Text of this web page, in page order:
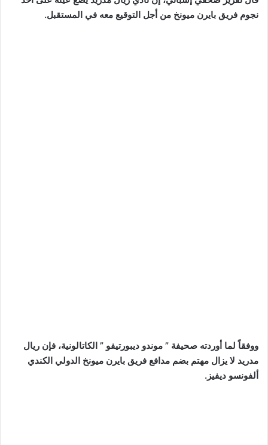
نجوم فريق بايرن ميونخ من أجل التوقيع معه في المستقبل.
ووفقاً لما أوردته صحيفة ” موندو ديبورتيفو ” الكاتالونية، فإن ريال
مدريد لا يزال مهتم بضم مدافع فريق بايرن ميونخ الدولي الكندي
ألفونسو ديفيز.